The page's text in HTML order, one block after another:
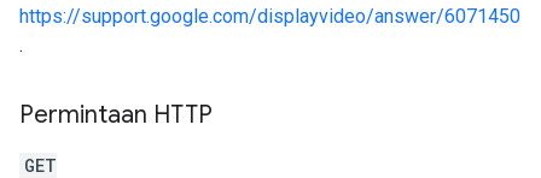
https://support.google.com/displayvideo/answer/6071450
.
Permintaan HTTP
GET